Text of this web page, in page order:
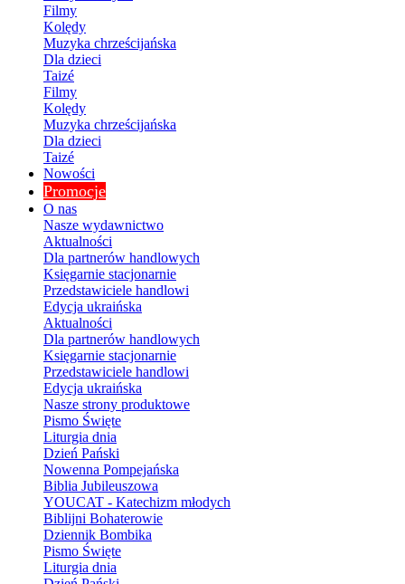
Filmy
Kolędy
Muzyka chrześcijańska
Dla dzieci
Taizé
Filmy
Kolędy
Muzyka chrześcijańska
Dla dzieci
Taizé
Nowości
Promocje
O nas
Nasze wydawnictwo
Aktualności
Dla partnerów handlowych
Księgarnie stacjonarnie
Przedstawiciele handlowi
Edycja ukraińska
Aktualności
Dla partnerów handlowych
Księgarnie stacjonarnie
Przedstawiciele handlowi
Edycja ukraińska
Nasze strony produktowe
Pismo Święte
Liturgia dnia
Dzień Pański
Nowenna Pompejańska
Biblia Jubileuszowa
YOUCAT - Katechizm młodych
Biblijni Bohaterowie
Dziennik Bombika
Pismo Święte
Liturgia dnia